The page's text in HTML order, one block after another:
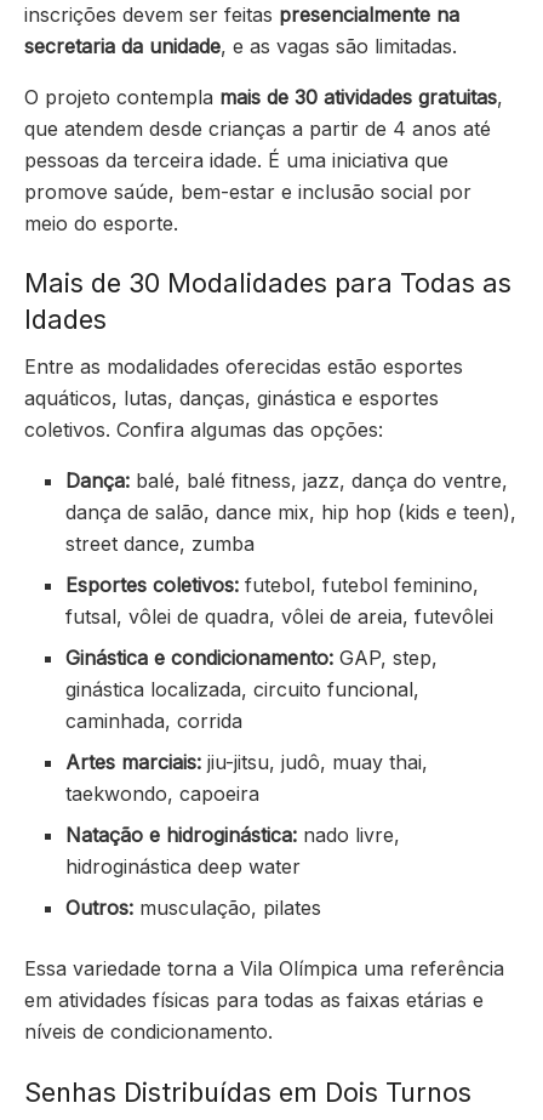
inscrições devem ser feitas presencialmente na
secretaria da unidade, e as vagas são limitadas.
O projeto contempla mais de 30 atividades gratuitas,
que atendem desde crianças a partir de 4 anos até
pessoas da terceira idade. É uma iniciativa que
promove saúde, bem-estar e inclusão social por
meio do esporte.
Mais de 30 Modalidades para Todas as
Idades
Entre as modalidades oferecidas estão esportes
aquáticos, lutas, danças, ginástica e esportes
coletivos. Confira algumas das opções:
Dança: balé, balé fitness, jazz, dança do ventre,
dança de salão, dance mix, hip hop (kids e teen),
street dance, zumba
Esportes coletivos: futebol, futebol feminino,
futsal, vôlei de quadra, vôlei de areia, futevôlei
Ginástica e condicionamento: GAP, step,
ginástica localizada, circuito funcional,
caminhada, corrida
Artes marciais: jiu-jitsu, judô, muay thai,
taekwondo, capoeira
Natação e hidroginástica: nado livre,
hidroginástica deep water
Outros: musculação, pilates
Essa variedade torna a Vila Olímpica uma referência
em atividades físicas para todas as faixas etárias e
níveis de condicionamento.
Senhas Distribuídas em Dois Turnos